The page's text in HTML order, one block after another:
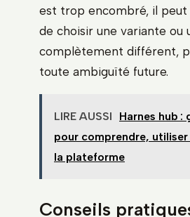
est trop encombré, il peut
de choisir une variante ou
complètement différent,
toute ambiguïté future.
LIRE AUSSI
Harnes hub :
pour comprendre,
la plateforme
Conseils